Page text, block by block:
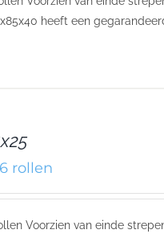
heeft een
rollen
Voorzien van einde